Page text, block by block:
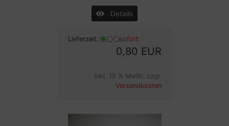
Details
Lieferzeit: sofort
0,80 EUR
inkl. 19 % MwSt. zzgl.
Versandkosten